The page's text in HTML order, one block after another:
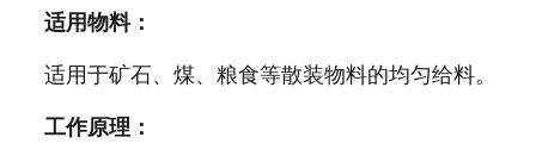
适用物料：
适用于矿石、煤、粮食等散装物料的均匀给料。
工作原理：